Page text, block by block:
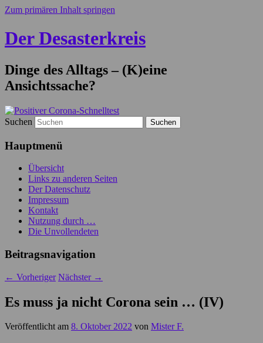
Zum primären Inhalt springen
Der Desasterkreis
Dinge des Alltags – (K)eine
Ansichtssache?
Suchen
Hauptmenü
Übersicht
Links zu anderen Seiten
Der Datenschutz
Impressum
Kontakt
Nutzung durch …
Die Unvollendeten
Beitragsnavigation
← Vorheriger Nächster →
Es muss ja nicht Corona sein … (IV)
Veröffentlicht am 8. Oktober 2022 von Mister F.